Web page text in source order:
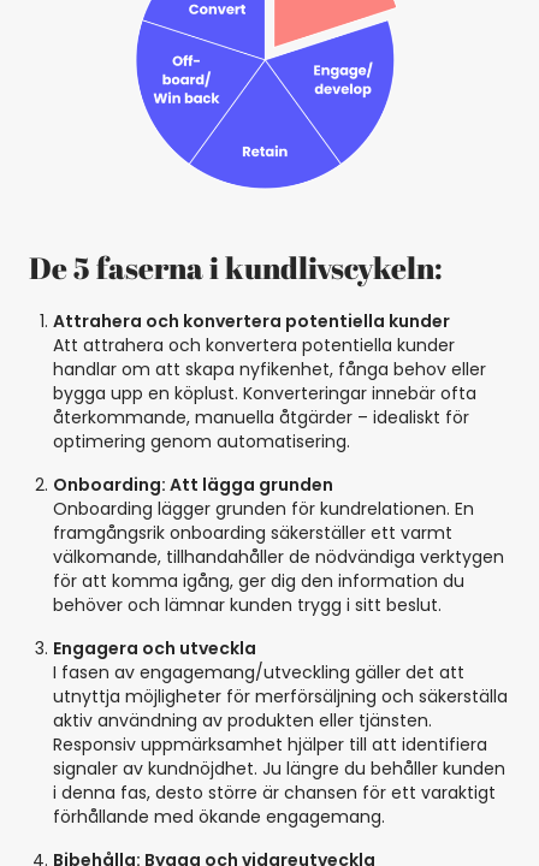
De 5 faserna i kundlivscykeln:
Attrahera och konvertera potentiella kunder
Att attrahera och konvertera potentiella kunder
handlar om att skapa nyfikenhet, fånga behov eller
bygga upp en köplust. Konverteringar innebär ofta
återkommande, manuella åtgärder – idealiskt för
optimering genom automatisering.
Onboarding: Att lägga grunden
Onboarding lägger grunden för kundrelationen. En
framgångsrik onboarding säkerställer ett varmt
välkomande, tillhandahåller de nödvändiga verktygen
för att komma igång, ger dig den information du
behöver och lämnar kunden trygg i sitt beslut.
Engagera och utveckla
I fasen av engagemang/utveckling gäller det att
utnyttja möjligheter för merförsäljning och säkerställa
aktiv användning av produkten eller tjänsten.
Responsiv uppmärksamhet hjälper till att identifiera
signaler av kundnöjdhet. Ju längre du behåller kunden
i denna fas, desto större är chansen för ett varaktigt
förhållande med ökande engagemang.
Bibehålla: Bygga och vidareutveckla